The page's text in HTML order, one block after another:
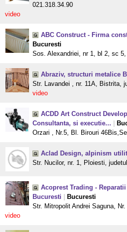
021.318.34.90
video
ABC Construct - Firma
Bucuresti
Sos. Alexandriei, nr 1, bl 2, sc
Abraziv, structuri metalice
Str. Lavandei , nr. 11A, Bistrita,
video
ACDD Art Construct
Consultanta, si executie...
Orzari , Nr.5, Bl. Birouri
Aclad Design, alpinism
Str. Nucilor, nr. 1, Ploiesti,
Acoprest Trading -
Bucuresti
Bucuresti
Str. Mitropolit Andrei Saguna,
video